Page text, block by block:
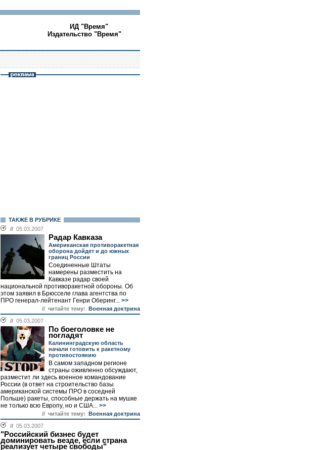
ИД "Время"
Издательство "Время"
ТАКЖЕ В РУБРИКЕ
// 05.03.2007
Радар Кавказа
Американская противоракетная
оборона дойдет и до южных
границ России
Соединенные Штаты
намерены разместить на
Кавказе радар своей
национальной противоракетной обороны. Об
этом заявил в Брюсселе глава агентства по
ПРО генерал-лейтенант Генри Оберинг... >>
// читайте тему: Военная доктрина
// 05.03.2007
По боеголовке не
погладят
Калининградскую область
начали готовить к ракетному
противостоянию
В самом западном регионе
страны оживленно обсуждают,
разместит ли здесь военное командование
России (в ответ на строительство базы
американской системы ПРО в соседней
Польше) ракеты, способные держать на мушке
не только всю Европу, но и США... >>
// читайте тему: Военная доктрина
// 05.03.2007
"Российский бизнес будет
доминировать везде, если страна
реализует четыре свободы"